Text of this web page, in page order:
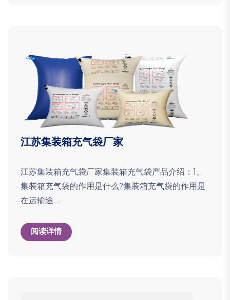
江苏集装箱充气​袋厂家
江苏集装箱充气袋厂家集装箱充气袋产品介绍：1、
集装箱充气袋的作用是什么?集装箱充气袋的作用是
在运输途...
阅读详情